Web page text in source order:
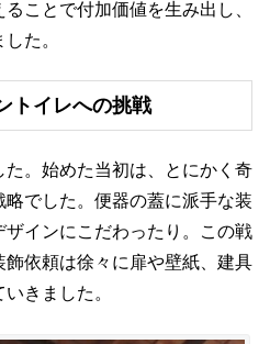
ことで付加価値を生み出し、
た。
トイレへの挑戦
。始めた当初は、とにかく奇
でした。便器の蓋に派手な装
インにこだわったり。この戦
依頼は徐々に扉や壁紙、建具
きました。